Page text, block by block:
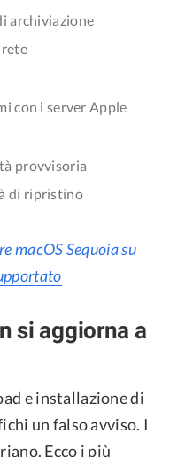
archiviazione
rete
con i server Apple
provvisoria
di ripristino
macOS Sequoia su
si aggiorna a
e installazione di
un falso avviso. I
Ecco i più